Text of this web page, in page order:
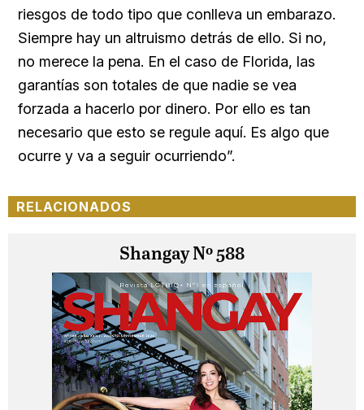
riesgos de todo tipo que conlleva un embarazo.
Siempre hay un altruismo detrás de ello. Si no,
no merece la pena. En el caso de Florida, las
garantías son totales de que nadie se vea
forzada a hacerlo por dinero. Por ello es tan
necesario que esto se regule aquí. Es algo que
ocurre y va a seguir ocurriendo”.
RELACIONADOS
Shangay Nº 588